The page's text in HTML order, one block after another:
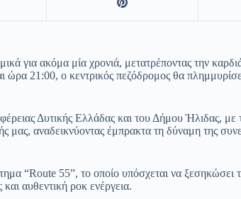
για ακόμα μία χρονιά, μετατρέποντας την
21:00, ο κεντρικός πεζόδρομος θα
Δυτικής Ελλάδας και του Δήμου Ήλιδας, με
μας, αναδεικνύοντας έμπρακτα τη δύναμη της
“Route 55”, το οποίο υπόσχεται να ξεσηκώσει
αυθεντική ροκ ενέργεια.